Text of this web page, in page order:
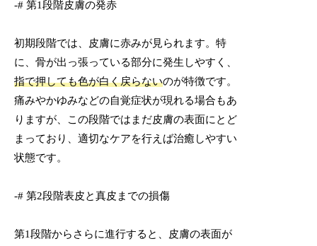
-# 第1段階皮膚の発赤
初期段階では、皮膚に赤みが見られます。特
に、骨が出っ張っている部分に発生しやすく、
指で押しても色が白く戻らないのが特徴です。
痛みやかゆみなどの自覚症状が現れる場合もあ
りますが、この段階ではまだ皮膚の表面にとど
まっており、適切なケアを行えば治癒しやすい
状態です。
-# 第2段階表皮と真皮までの損傷
第1段階からさらに進行すると、皮膚の表面が